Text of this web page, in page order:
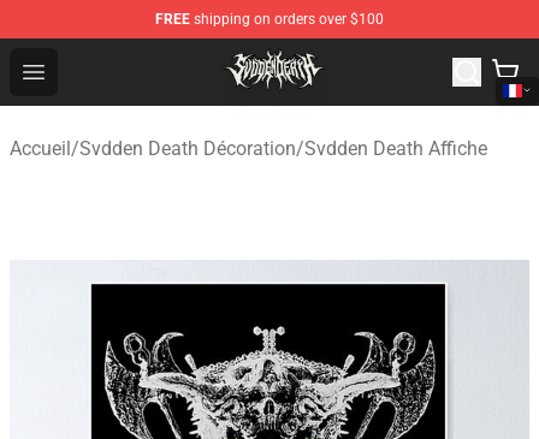
FREE shipping on orders over $100
Open menu
Svdden Death Shop - Official Svdden Death
Accueil/Svdden Death Décoration/Svdden Death Affiche